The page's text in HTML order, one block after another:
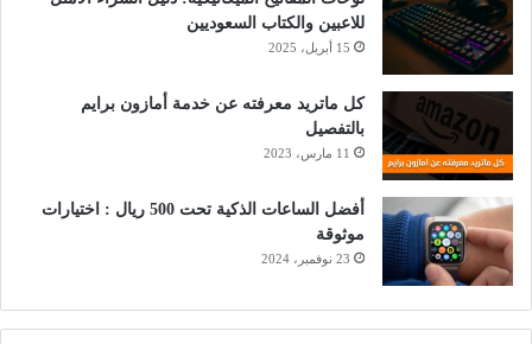
للاعبين والكتاب السعوديين
15 أبريل، 2025
كل ماتريد معرفته عن خدمة أمازون برايم
بالتفصيل
11 مارس، 2023
أفضل الساعات الذكية تحت 500 ريال : اختيارات
موثوقة
23 نوفمبر، 2024